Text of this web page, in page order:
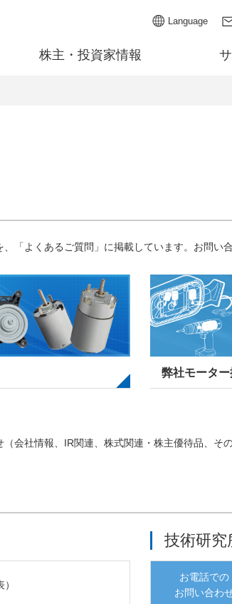
Language
株主・投資家情報
「よくあるご質問」に掲載しています。お問い
弊社モータ
会社情報、IR関連、株式関連・株主優待品、そ
）
技術研究
お電話での
お問い合わ